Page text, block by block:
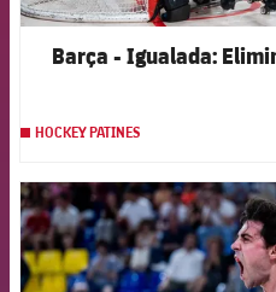
Barça - Igualada:
HOCKEY PATINES